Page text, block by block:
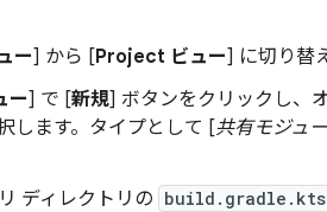
ー] から [Project ビュー] に切り替
ー] で [新規] ボタンをクリックし、
します。タイプとして [共有モジュ
ディレクトリの build.gradle.kts